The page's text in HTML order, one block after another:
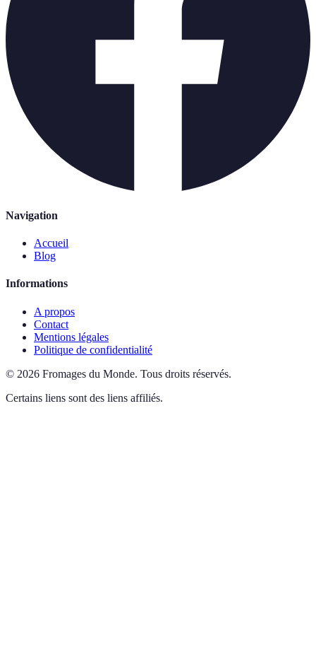
Navigation
Accueil
Blog
Informations
A propos
Contact
Mentions légales
Politique de confidentialité
© 2026 Fromages du Monde. Tous droits réservés.
Certains liens sont des liens affiliés.